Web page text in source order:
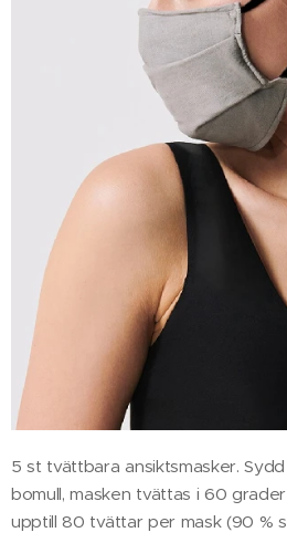
5 st tvättbara ansiktsmasker.
bomull, masken tvättas i 60
upptill 80 tvättar per mask (90 %